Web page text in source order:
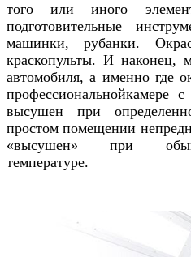
того или иного
подготовительные
машинки, рубанки.
краскопульты. И наконец,
автомобиля, а именно где
профессиональнойкамере
высушен при
простом помещении
«высушен» при
температуре.